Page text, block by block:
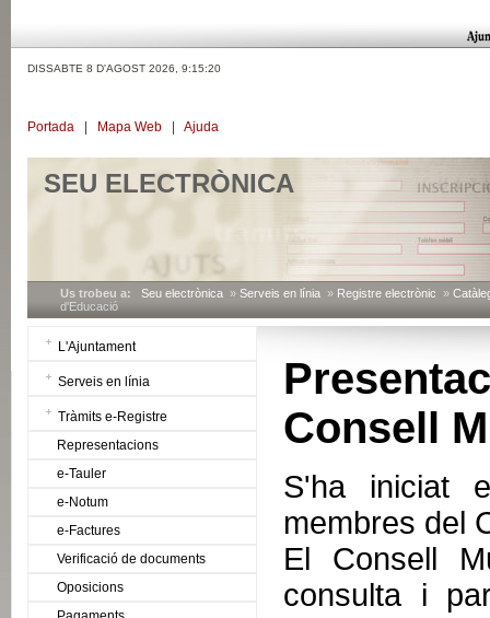
DISSABTE 8 D'AGOST 2026, 9:15:20
Portada Mapa Web Ajuda
SEU ELECTRÒNICA
Us trobeu a: Seu electrònica » Serveis en línia » Registre electrònic »
d'Educació
L'Ajuntament
Serveis en línia
Tràmits e-Registre
Representacions
e-Tauler
e-Notum
e-Factures
Verificació de documents
Oposicions
Consell
S'ha iniciat
membres del
El Consell
consulta i